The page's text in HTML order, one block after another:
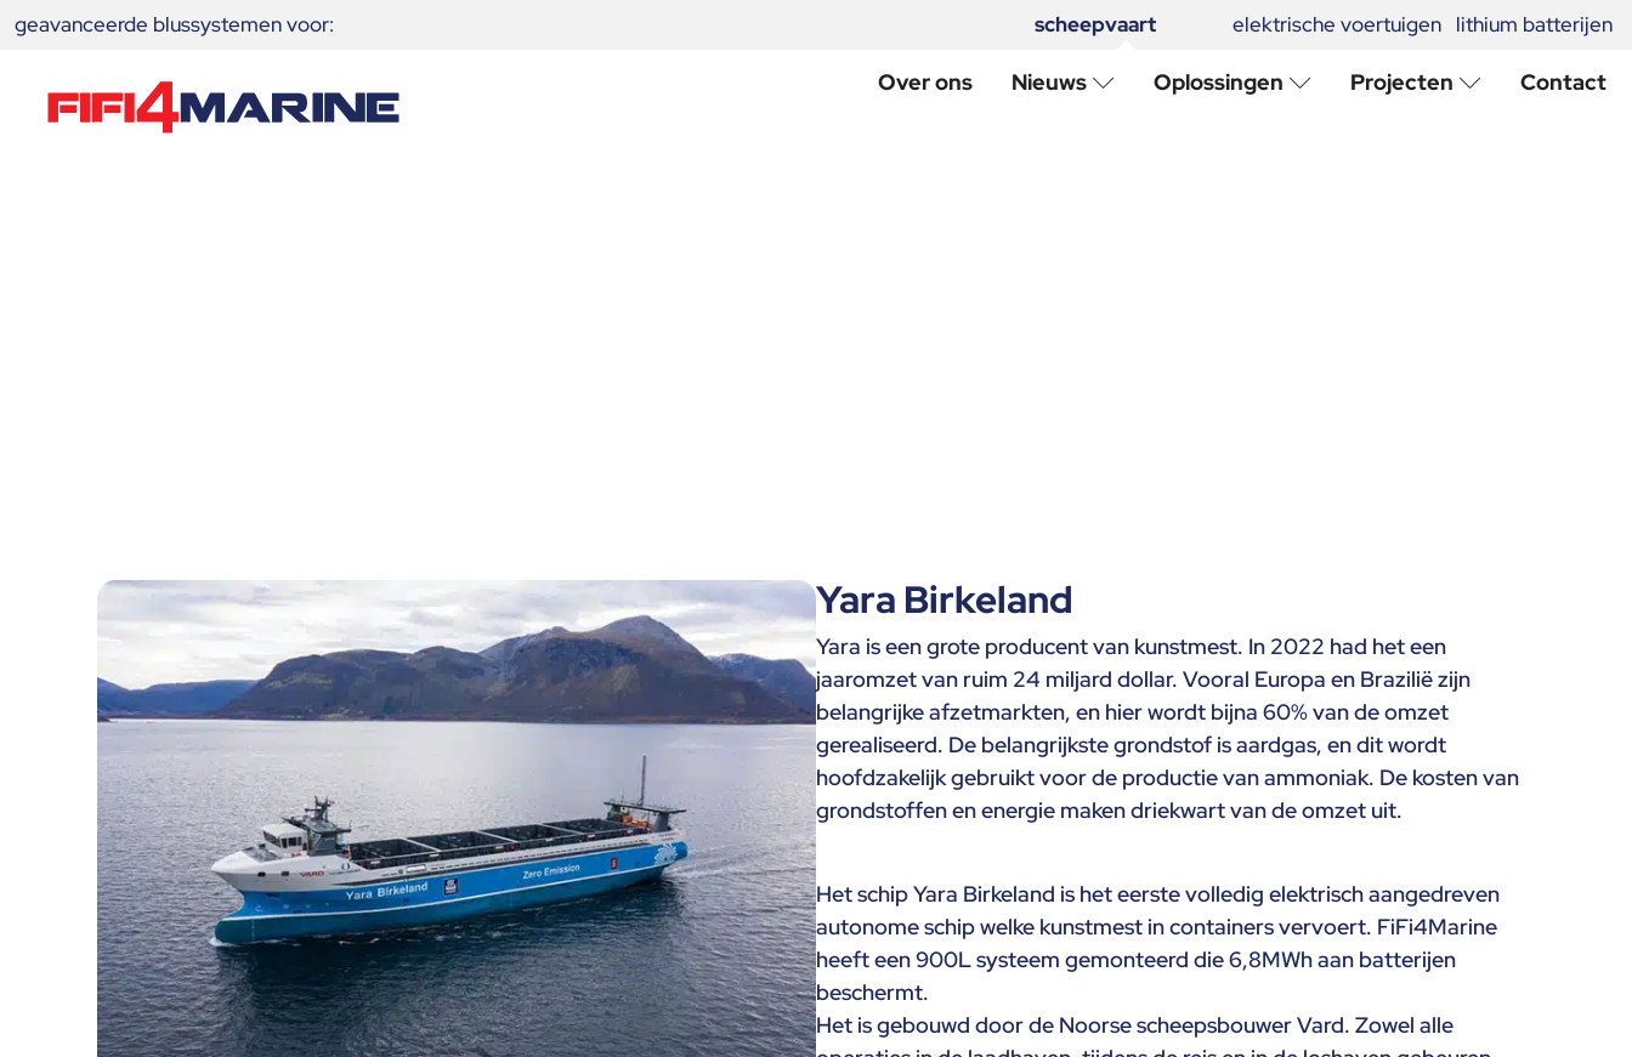
geavanceerde blussystemen voor: scheepvaart elektrische voertuigen lithium batterijen
Over ons Nieuws Oplossingen Projecten Contact
Yara Birkeland
Yara is een grote producent van kunstmest. In 2022 had het een
jaaromzet van ruim 24 miljard dollar. Vooral Europa en Brazilië zijn
belangrijke afzetmarkten, en hier wordt bijna 60% van de omzet
gerealiseerd. De belangrijkste grondstof is aardgas, en dit wordt
hoofdzakelijk gebruikt voor de productie van ammoniak. De kosten van
grondstoffen en energie maken driekwart van de omzet uit.
Het schip Yara Birkeland is het eerste volledig elektrisch aangedreven
autonome schip welke kunstmest in containers vervoert. FiFi4Marine
heeft een 900L systeem gemonteerd die 6,8MWh aan batterijen
beschermt.
Het is gebouwd door de Noorse scheepsbouwer Vard. Zowel alle